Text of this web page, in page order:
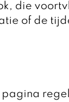
die
of de
pagina